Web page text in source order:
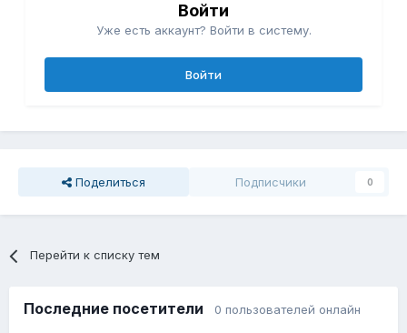
Войти
Уже есть аккаунт? Войти в систему.
Войти
Поделиться Подписчики 0
Перейти к списку тем
Последние посетители 0 пользователей онлайн